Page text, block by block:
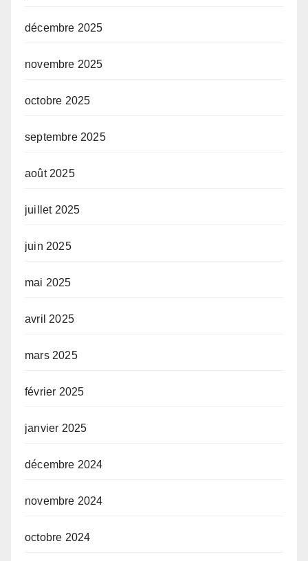
décembre 2025
novembre 2025
octobre 2025
septembre 2025
août 2025
juillet 2025
juin 2025
mai 2025
avril 2025
mars 2025
février 2025
janvier 2025
décembre 2024
novembre 2024
octobre 2024